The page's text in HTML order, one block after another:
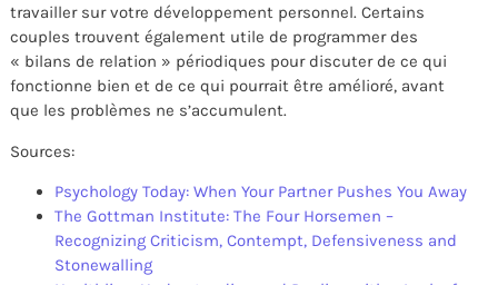
travailler sur votre développement personnel. Certains
couples trouvent également utile de programmer des
« bilans de relation » périodiques pour discuter de ce qui
fonctionne bien et de ce qui pourrait être amélioré, avant
que les problèmes ne s’accumulent.
Sources:
Psychology Today: When Your Partner Pushes You Away
The Gottman Institute: The Four Horsemen –
Recognizing Criticism, Contempt, Defensiveness and
Stonewalling